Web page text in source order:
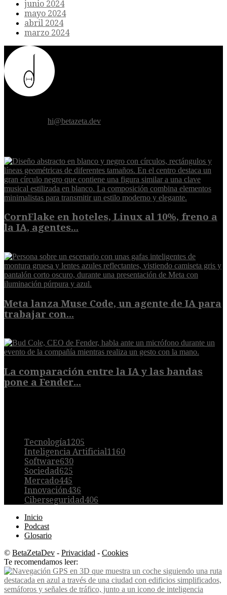
junio 2024
mayo 2024
abril 2024
marzo 2024
hi@betazeta.dev
CornFlake en hoteles, Linux al 10%, freno a
la IA, agentes...
Meta lanza Muse Code, un agente de IA para
trabajar con...
La comparación entre la IA y las bandas
pone a Fender...
Tecnología1205
Inteligencia Artificial1160
Software630
Sociedad625
Mercado445
Innovación436
Ciberseguridad406
Inicio
Podcast
Glosario
© BetaZetaDev - Privacidad - Cookies
Te recomendamos leer: